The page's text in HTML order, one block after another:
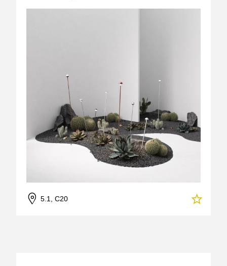
5.1, C20